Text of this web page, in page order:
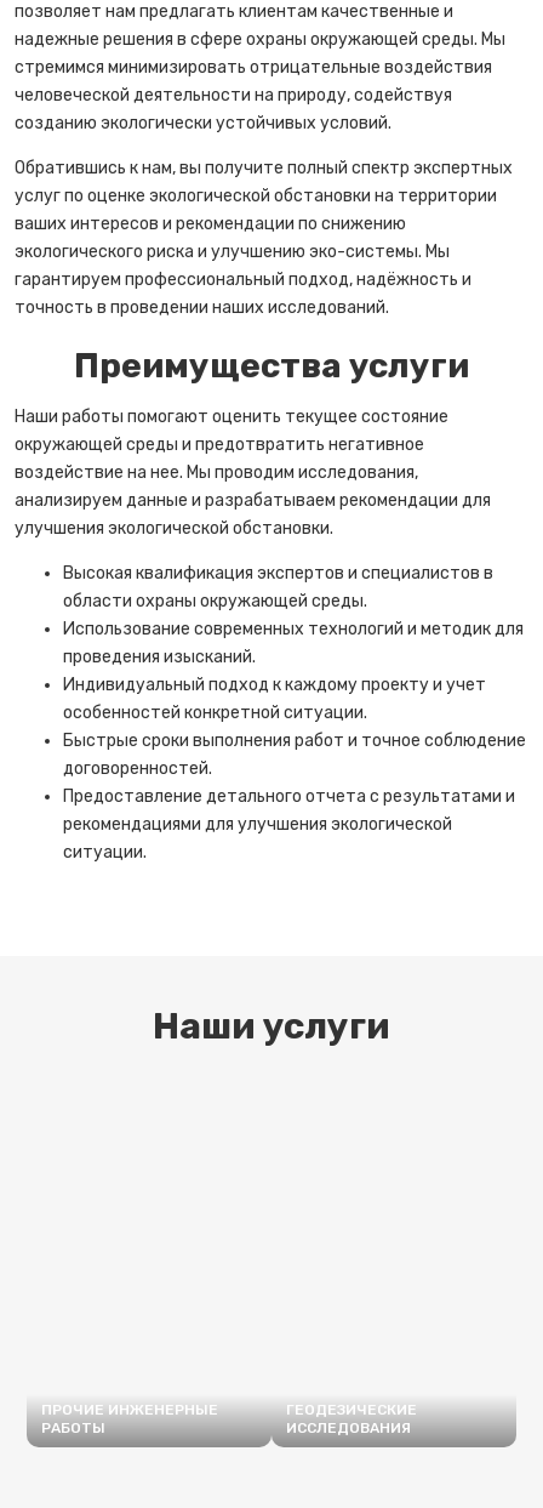
позволяет нам предлагать клиентам качественные и
надежные решения в сфере охраны окружающей среды. Мы
стремимся минимизировать отрицательные воздействия
человеческой деятельности на природу, содействуя
созданию экологически устойчивых условий.
Обратившись к нам, вы получите полный спектр экспертных
услуг по оценке экологической обстановки на территории
ваших интересов и рекомендации по снижению
экологического риска и улучшению эко-системы. Мы
гарантируем профессиональный подход, надёжность и
точность в проведении наших исследований.
Преимущества услуги
Наши работы помогают оценить текущее состояние
окружающей среды и предотвратить негативное
воздействие на нее. Мы проводим исследования,
анализируем данные и разрабатываем рекомендации для
улучшения экологической обстановки.
Высокая квалификация экспертов и специалистов в
области охраны окружающей среды.
Использование современных технологий и методик для
проведения изысканий.
Индивидуальный подход к каждому проекту и учет
особенностей конкретной ситуации.
Быстрые сроки выполнения работ и точное соблюдение
договоренностей.
Предоставление детального отчета с результатами и
рекомендациями для улучшения экологической
ситуации.
Наши услуги
ПРОЧИЕ ИНЖЕНЕРНЫЕ
РАБОТЫ
ГЕОДЕЗИЧЕСКИЕ
ИССЛЕДОВАНИЯ